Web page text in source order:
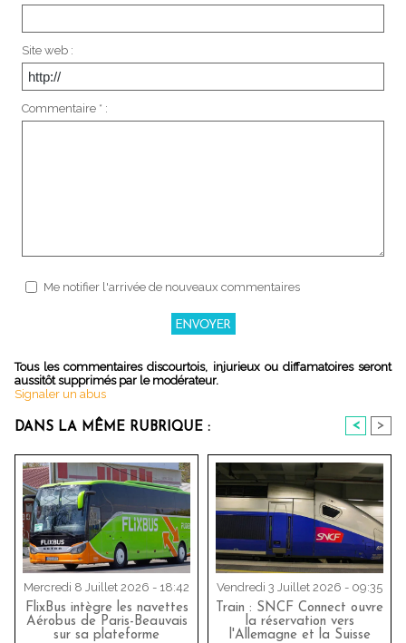
Site web :
Commentaire * :
Me notifier l'arrivée de nouveaux commentaires
Tous les commentaires discourtois, injurieux ou diffamatoires seront
aussitôt supprimés par le modérateur.
Signaler un abus
DANS LA MÊME RUBRIQUE : < >
Mercredi 8 Juillet 2026 - 18:42
FlixBus intègre les navettes
Aérobus de Paris-Beauvais
sur sa plateforme
Vendredi 3 Juillet 2026 - 09:35
Train : SNCF Connect ouvre
la réservation vers
l'Allemagne et la Suisse